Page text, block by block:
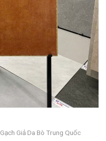
Gạch Giả Da Bò Trung Quốc